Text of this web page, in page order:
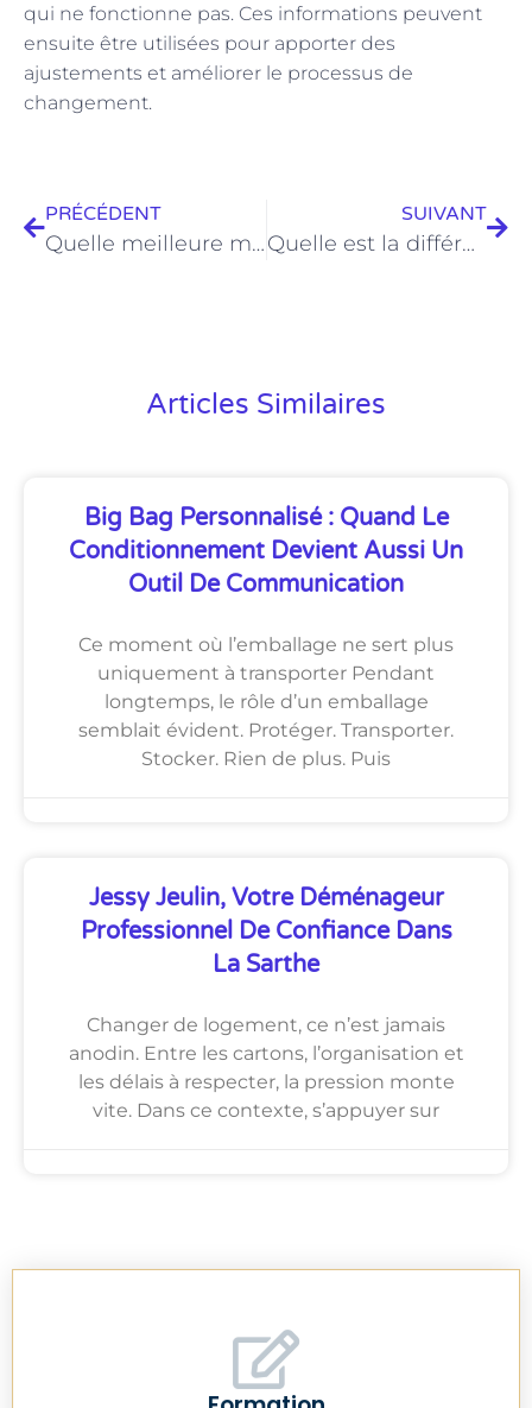
qui ne fonctionne pas. Ces informations peuvent
ensuite être utilisées pour apporter des
ajustements et améliorer le processus de
changement.
PRÉCÉDENT
Quelle meilleure marque pour aspirateur-traîneau ?
SUIVANT
Quelle est la différence entre neutralité carbone et net 0 ?
Articles Similaires
Big Bag Personnalisé : Quand Le
Conditionnement Devient Aussi Un
Outil De Communication
Ce moment où l’emballage ne sert plus
uniquement à transporter Pendant
longtemps, le rôle d’un emballage
semblait évident. Protéger. Transporter.
Stocker. Rien de plus. Puis
Jessy Jeulin, Votre Déménageur
Professionnel De Confiance Dans
La Sarthe
Changer de logement, ce n’est jamais
anodin. Entre les cartons, l’organisation et
les délais à respecter, la pression monte
vite. Dans ce contexte, s’appuyer sur